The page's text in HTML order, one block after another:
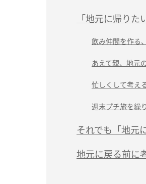
「地元に帰り
飲み仲間を作る
あえて親、地元
忙しくして考え
週末プチ旅を繰
それでも「地元
地元に戻る前に